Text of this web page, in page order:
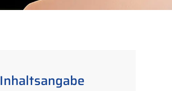
Inhaltsangabe